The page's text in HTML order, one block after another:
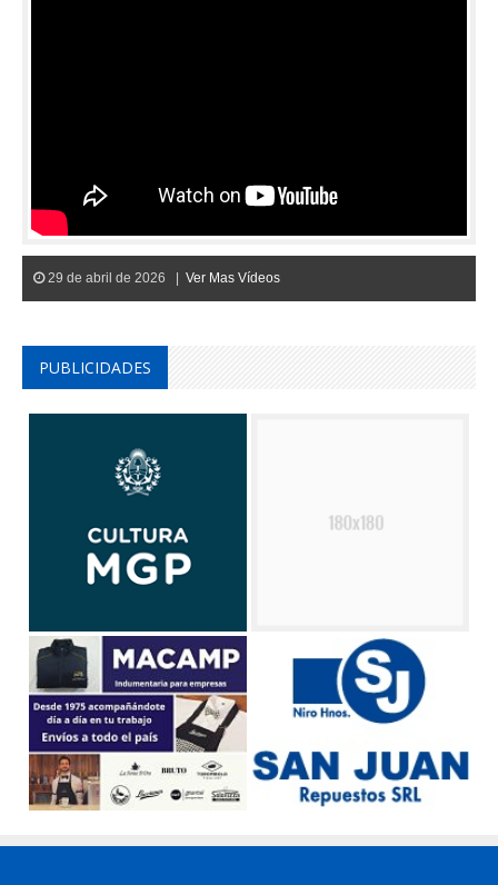
29 de abril de 2026 | Ver Mas Vídeos
PUBLICIDADES